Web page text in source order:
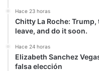
Hace 23 horas
Chitty La Roche:
leave, and do it soon.
Hace 24 horas
Elizabeth Sanchez
falsa elección